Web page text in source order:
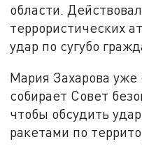
области.
террористических
удар по сугубо
Мария Захарова уже
собирает Совет
чтобы обсудить
ракетами по